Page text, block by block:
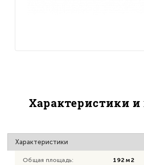
Характеристики и
Характеристики
Общая площадь: 192 м2